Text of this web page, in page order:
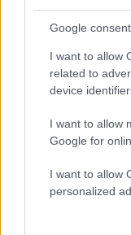
Google
I want to allow
related to
device
I want to allow
Google for
I want to allow
personalized
Πιο
Έφυγαν οι
«Ελπίδα για
Χαλκιά: Με
κλαρίνα
φωνή της
Ο Κώστας
φωτογραφία